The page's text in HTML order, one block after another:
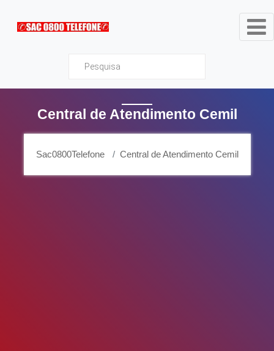
Sac0800Telefone
Central de Atendimento Cemil
Sac0800Telefone Central de Atendimento Cemil